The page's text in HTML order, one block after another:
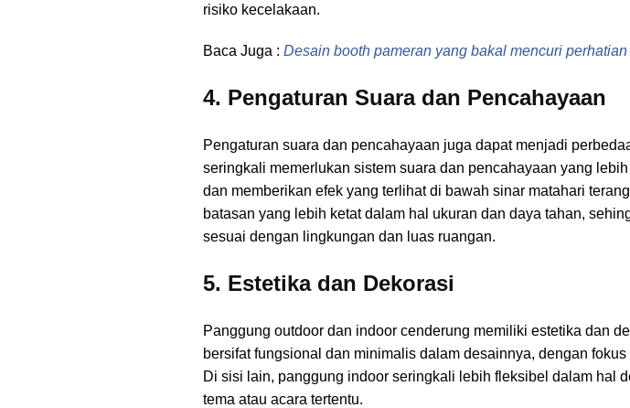
risiko kecelakaan.
Baca Juga : Desain booth pameran yang bakal mencuri
4. Pengaturan Suara dan Pencahayaan
Pengaturan suara dan pencahayaan juga dapat menjadi
seringkali memerlukan sistem suara dan pencahayaan yang
dan memberikan efek yang terlihat di bawah sinar matahari
batasan yang lebih ketat dalam hal ukuran dan daya tahan,
sesuai dengan lingkungan dan luas ruangan.
5. Estetika dan Dekorasi
Panggung outdoor dan indoor cenderung memiliki estetika dan
bersifat fungsional dan minimalis dalam desainnya, dengan
Di sisi lain, panggung indoor seringkali lebih fleksibel dalam hal
tema atau acara tertentu.